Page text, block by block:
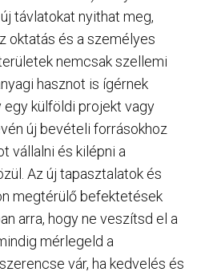
távlatokat nyithat meg,
oktatás és a személyes
nemcsak szellemi
hasznot is ígérnek
egy külföldi projekt vagy
új bevételi forrásokhoz
vállalni és kilépni a
Az új tapasztalatok és
megtérülő befektetések
arra, hogy ne veszítsd el a
mérlegeld a
vár, ha kedvelés és